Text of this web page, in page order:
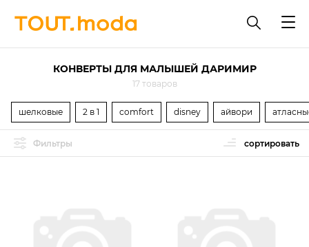
КОНВЕРТЫ ДЛЯ МАЛЫШЕЙ ДАРИМИР
17 товаров
шелковые 2 в 1 comfort disney айвори
Фильтры сортировать